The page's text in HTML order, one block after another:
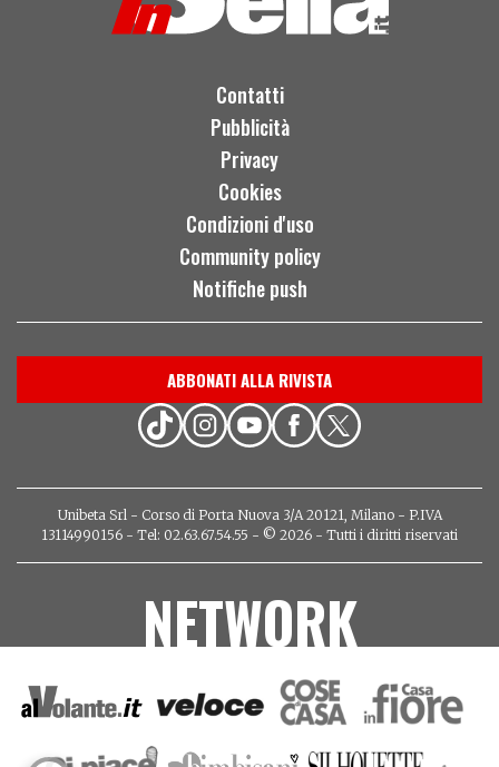
Contatti
Pubblicità
Privacy
Cookies
Condizioni d'uso
Community policy
Notifiche push
ABBONATI ALLA RIVISTA
Unibeta Srl - Corso di Porta Nuova 3/A 20121, Milano - P.IVA
13114990156 - Tel: 02.63.67.54.55 - © 2026 - Tutti i diritti riservati
NETWORK